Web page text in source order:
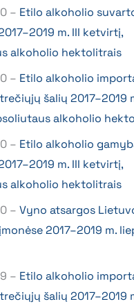
– Etilo alkoholio
m. III ketvirtį,
alkoholio hektolitrais
– Etilo alkoholio
šalių 2017–2019
alkoholio
– Etilo alkoholio
m. III ketvirtį,
alkoholio hektolitrais
– Vyno atsargos
2017–2019 m.
– Etilo alkoholio
šalių 2017–2019